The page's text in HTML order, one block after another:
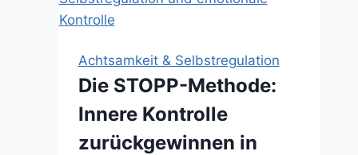
Achtsamkeit & Selbstregulation
Die STOPP-Methode:
Innere Kontrolle
zurückgewinnen in